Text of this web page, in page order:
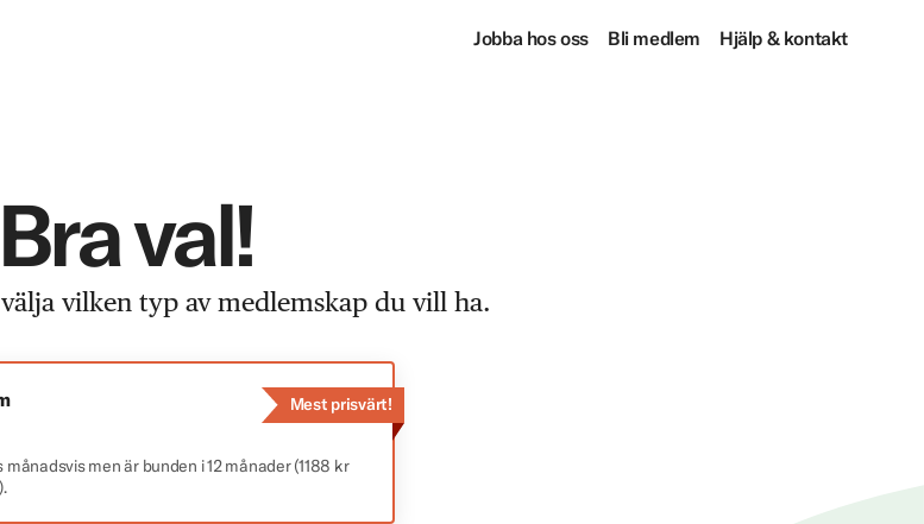
Jobba hos oss Bli medlem Hjälp & kontakt
Bra val!
vilken typ av medlemskap du vill ha.
månadsvis men är bunden i 12 månader (1188 kr
Mest prisvärt!